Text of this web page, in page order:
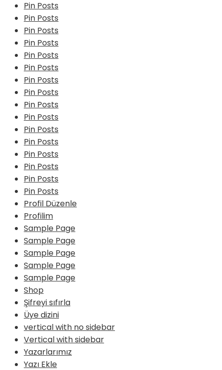
Pin Posts
Pin Posts
Pin Posts
Pin Posts
Pin Posts
Pin Posts
Pin Posts
Pin Posts
Pin Posts
Pin Posts
Pin Posts
Pin Posts
Pin Posts
Pin Posts
Pin Posts
Pin Posts
Profil Düzenle
Profilim
Sample Page
Sample Page
Sample Page
Sample Page
Sample Page
Shop
Şifreyi sıfırla
Üye dizini
vertical with no sidebar
Vertical with sidebar
Yazarlarımız
Yazı Ekle